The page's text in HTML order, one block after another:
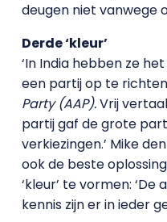
deugen niet vanwege
Derde ‘kleur’
‘In India hebben ze
een partij op te
Party (AAP).Vrij
partij gaf de grote
verkiezingen.’ Mike
ook de beste
‘kleur’ te vormen:
kennis zijn er in ieder